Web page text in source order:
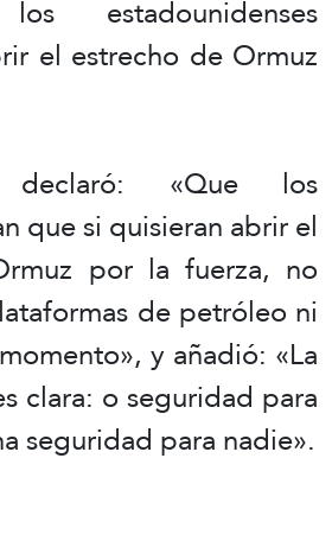
estadounidenses
el estrecho de Ormuz
declaró: «Que los
que si quisieran abrir el
por la fuerza, no
de petróleo ni
y añadió: «La
clara: o seguridad para
seguridad para nadie».